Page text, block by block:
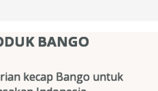
BANGO
kecap Bango untuk